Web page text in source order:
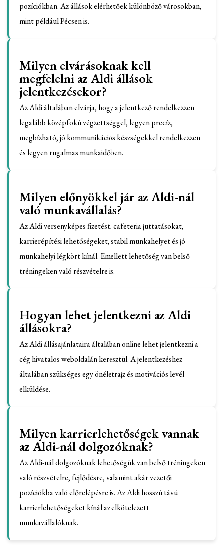
pozíciókban. Az állások elérhetőek különböző városokban,
mint például Pécsen is.
Milyen elvárásoknak kell
megfelelni az Aldi állások
jelentkezésekor?
Az Aldi általában elvárja, hogy a jelentkező rendelkezzen
legalább középfokú végzettséggel, legyen precíz,
megbízható, jó kommunikációs készségekkel rendelkezzen
és legyen rugalmas munkaidőben.
Milyen előnyökkel jár az Aldi-nál
való munkavállalás?
Az Aldi versenyképes fizetést, cafeteria juttatásokat,
karrierépítési lehetőségeket, stabil munkahelyet és jó
munkahelyi légkört kínál. Emellett lehetőség van belső
tréningeken való részvételre is.
Hogyan lehet jelentkezni az Aldi
állásokra?
Az Aldi állásajánlataira általában online lehet jelentkezni a
cég hivatalos weboldalán keresztül. A jelentkezéshez
általában szükséges egy önéletrajz és motivációs levél
elküldése.
Milyen karrierlehetőségek vannak
az Aldi-nál dolgozóknak?
Az Aldi-nál dolgozóknak lehetőségük van belső tréningeken
való részvételre, fejlődésre, valamint akár vezetői
pozíciókba való előrelépésre is. Az Aldi hosszú távú
karrierlehetőségeket kínál az elkötelezett
munkavállalóknak.